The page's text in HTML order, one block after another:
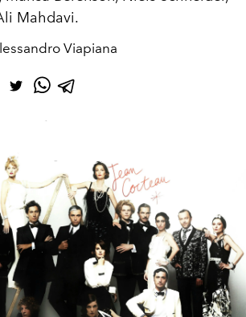
Mahdavi.
Viapiana